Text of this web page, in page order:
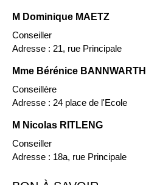
M Dominique MAETZ
Conseiller
Adresse : 21, rue Principale
Mme Bérénice BANNWARTH
Conseillère
Adresse : 24 place de l'Ecole
M Nicolas RITLENG
Conseiller
Adresse : 18a, rue Principale